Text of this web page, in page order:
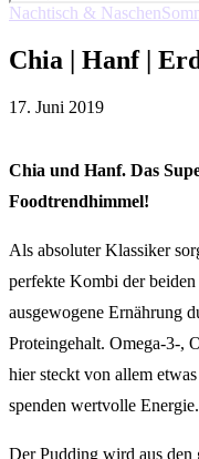
Nachtisch & Naschen
Chia | Hanf |
17. Juni 2019
Chia und Hanf. Das
Foodtrendhimmel!
Als absoluter Klassiker
perfekte Kombi der
ausgewogene Ernährung
Proteingehalt. Omega-3-,
hier steckt von allem
spenden wertvolle
Der Pudding wird aus den